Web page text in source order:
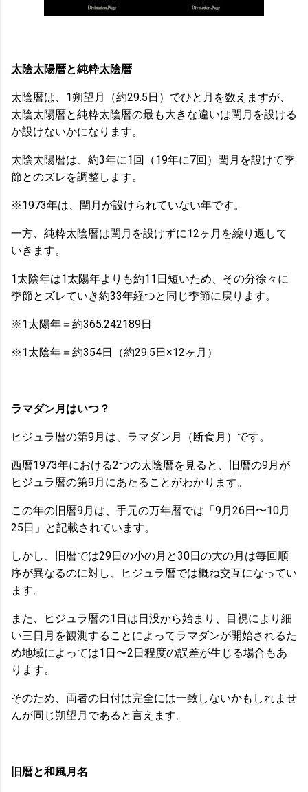
太陰太陽暦と純粋太陰暦
太陰暦は、1朔望月（約29.5日）でひと月を数えますが、
太陰太陽暦と純粋太陰暦の最も大きな違いは閏月を設ける
か設けないかになります。
太陰太陽暦は、約3年に1回（19年に7回）閏月を設けて季
節とのズレを調整します。
※1973年は、閏月が設けられていない年です。
一方、純粋太陰暦は閏月を設けずに12ヶ月を繰り返して
いきます。
1太陰年は1太陽年よりも約11日短いため、その分徐々に
季節とズレていき約33年経つと同じ季節に戻ります。
※1太陽年＝約365.242189日
※1太陰年＝約354日（約29.5日×12ヶ月）
ラマダン月はいつ？
ヒジュラ暦の第9月は、ラマダン月（断食月）です。
西暦1973年における2つの太陰暦を見ると、旧暦の9月が
ヒジュラ暦の第9月にあたることがわかります。
この年の旧暦9月は、手元の万年暦では「9月26日〜10月
25日」と記載されています。
しかし、旧暦では29日の小の月と30日の大の月は毎回順
序が異なるのに対し、ヒジュラ暦では概ね交互になってい
ます。
また、ヒジュラ暦の1日は日没から始まり、目視により細
い三日月を観測することによってラマダンが開始されるた
め地域によっては1日〜2日程度の誤差が生じる場合もあ
ります。
そのため、両者の日付は完全には一致しないかもしれませ
んが同じ朔望月であると言えます。
旧暦と和風月名